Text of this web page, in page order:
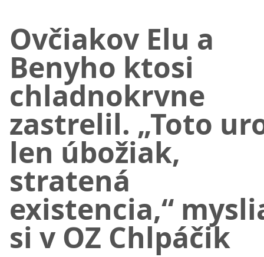
Ovčiakov Elu a
Benyho ktosi
chladnokrvne
zastrelil. „Toto
len úbožiak,
stratená
existencia,“
si v OZ Chlpáčik